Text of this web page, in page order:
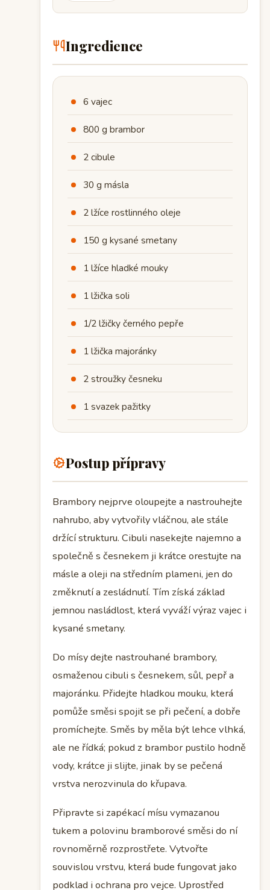
Ingredience
6 vajec
800 g brambor
2 cibule
30 g másla
2 lžíce rostlinného oleje
150 g kysané smetany
1 lžíce hladké mouky
1 lžička soli
1/2 lžičky černého pepře
1 lžička majoránky
2 stroužky česneku
1 svazek pažitky
Postup přípravy
Brambory nejprve oloupejte a nastrouhejte
nahrubo, aby vytvořily vláčnou, ale stále
držící strukturu. Cibuli nasekejte najemno a
společně s česnekem ji krátce orestujte na
másle a oleji na středním plameni, jen do
změknutí a zesládnutí. Tím získá základ
jemnou nasládlost, která vyváží výraz vajec i
kysané smetany.
Do mísy dejte nastrouhané brambory,
osmaženou cibuli s česnekem, sůl, pepř a
majoránku. Přidejte hladkou mouku, která
pomůže směsi spojit se při pečení, a dobře
promíchejte. Směs by měla být lehce vlhká,
ale ne řídká; pokud z brambor pustilo hodně
vody, krátce ji slijte, jinak by se pečená
vrstva nerozvinula do křupava.
Připravte si zapékací mísu vymazanou
tukem a polovinu bramborové směsi do ní
rovnoměrně rozprostřete. Vytvořte
souvislou vrstvu, která bude fungovat jako
podklad i ochrana pro vejce. Uprostřed